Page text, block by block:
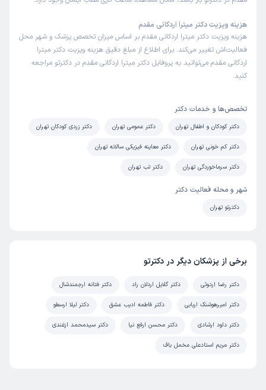
هزینه ویزیت دکتر میترا اردکانی مقدم
هزینه ویزیت دکتر میترا اردکانی مقدم بر اساس میزان تخصص پزشک و شهر محل
فعالیت‌اش تغییر می‌کند. برای اطلاع از مبلغ دقیق هزینه ویزیت دکتر میترا
اردکانی مقدم می‌توانید به پروفایل دکتر میترا اردکانی مقدم در دکترتو مراجعه
کنید.
تخصص‌ها و خدمات دکتر
دکتر کودکان و اطفال تهران دکتر عمومی تهران دکتر زردی کودکان تهران
دکتر کم خونی تهران دکتر معاینه فیزیکی سالانه تهران
دکتر سرماخوردگی تهران دکتر تب تهران
شهر و محله فعالیت دکتر
دکترتو تهران
برخی از پزشکان دیگر در دکترتو
دکتر رضا اردوئی دکتر گلایل اردلان راد دکتر فتانه ارجمندشال
دکتر امیرهوشنگ اربابی دکتر فاطمه ادیب عشق دکتر لیلا ارسطو
دکتر داود ارشادی دکتر محسن ارفع نیا دکتر سیدمحمد ازغندی
دکتر مریم استادعلی مخمل باف